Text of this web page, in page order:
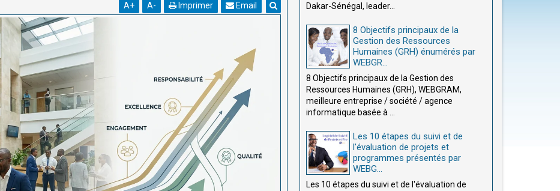
A+ A- Imprimer Email
Dakar-Sénégal, leader...
8 Objectifs principaux de la
Gestion des Ressources
Humaines (GRH) énumérés par
WEBGR...
8 Objectifs principaux de la Gestion des
Ressources Humaines (GRH), WEBGRAM,
meilleure entreprise / société / agence
informatique basée à ...
Les 10 étapes du suivi et de
l'évaluation de projets et
programmes présentés par
WEBG...
Les 10 étapes du suivi et de l'évaluation de